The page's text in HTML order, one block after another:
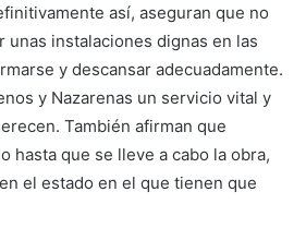
así, aseguran que no
unas instalaciones dignas en las
y descansar adecuadamente.
y Nazarenas un servicio vital y
También afirman que
hasta que se lleve a cabo la obra,
el estado en el que tienen que